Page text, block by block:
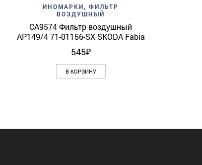
Add to wishlist Quick View
ИНОМАРКИ
ФИЛЬТР
ВОЗДУШНЫЙ
CA9574 Фильтр воздушный
AP149/4 71-01156-SX SKODA Fabia
545₽
В КОРЗИНУ